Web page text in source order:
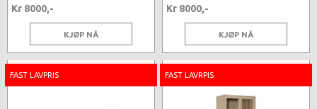
Kr 8000,-
KJØP NÅ
Kr 8000,-
KJØP NÅ
FAST LAVPRIS FAST LAVRPIS